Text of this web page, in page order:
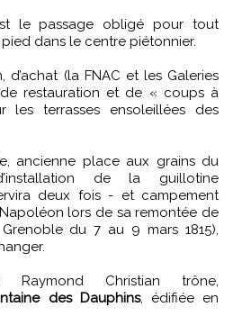
le passage obligé pour tout
dans le centre piétonnier.
d’achat (la FNAC et les Galeries
de restauration et de « coups à
terrasses ensoleillées des
ancienne place aux grains du
de la guillotine
deux fois - et campement
lors de sa remontée de
Grenoble du 7 au 9 mars 1815),
Christian trône,
des Dauphins, édifiée en